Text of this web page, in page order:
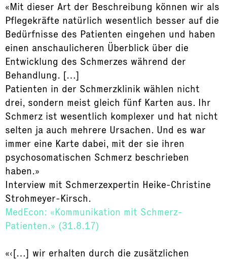
«Mit dieser Art der Beschreibung können wir als
Pflegekräfte natürlich wesentlich besser auf die
Bedürfnisse des Patienten eingehen und haben
einen anschaulicheren Überblick über die
Entwicklung des Schmerzes während der
Behandlung. […]
Patienten in der Schmerzklinik wählen nicht
drei, sondern meist gleich fünf Karten aus. Ihr
Schmerz ist wesentlich komplexer und hat nicht
selten ja auch mehrere Ursachen. Und es war
immer eine Karte dabei, mit der sie ihren
psychosomatischen Schmerz beschrieben
haben.»
Interview mit Schmerzexpertin Heike-Christine
Strohmeyer-Kirsch.
MedEcon: «Kommunikation mit Schmerz-
Patienten.» (31.8.17)
«‹[…] wir erhalten durch die zusätzlichen